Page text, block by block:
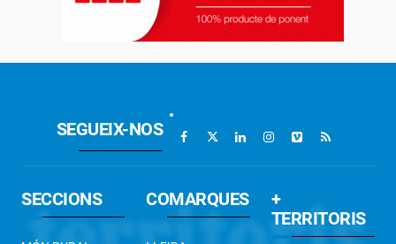
SEGUEIX-NOS
SECCIONS COMARQUES
+
TERRITORIS